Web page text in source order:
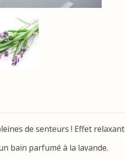
de senteurs ! Effet
bain parfumé à la lavande.